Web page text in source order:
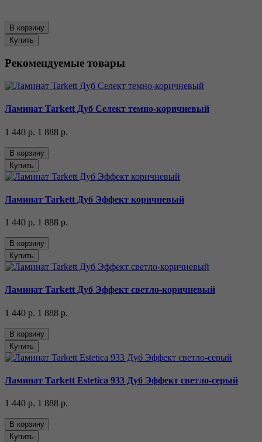
В корзину
Купить
Рекомендуемые товары
Ламинат Tarkett Дуб Селект темно-коричневый
1 440 р. 1 888 р.
В корзину
Купить
Ламинат Tarkett Дуб Эффект коричневый
1 440 р. 1 888 р.
В корзину
Купить
Ламинат Tarkett Дуб Эффект светло-коричневый
1 440 р. 1 888 р.
В корзину
Купить
Ламинат Tarkett Estetica 933 Дуб Эффект светло-серый
1 440 р. 1 888 р.
В корзину
Купить